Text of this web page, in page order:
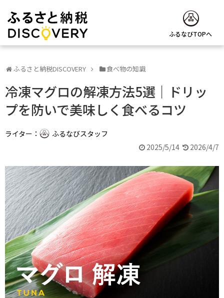
ふるなびTOPへ
ふるさと納税DISCOVERY 食べ物の知識
冷凍マグロの解凍方法5選｜ドリッ
プを防いで美味しく食べるコツ
ライター：
ふるなびスタッフ
2025/5/14
2026/4/7